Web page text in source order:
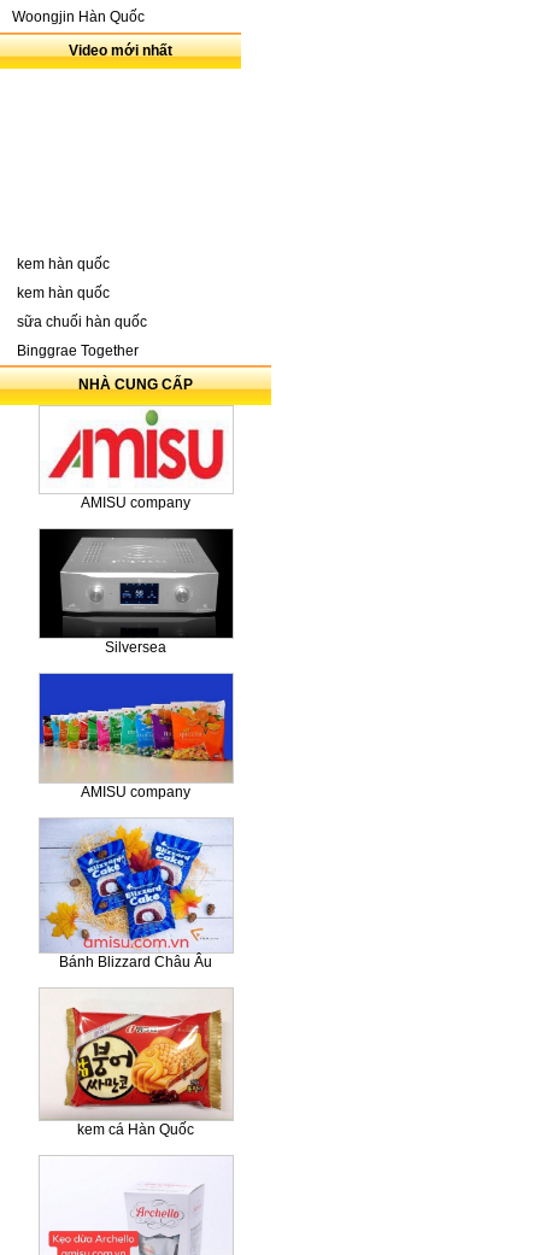
Woongjin Hàn Quốc
Video mới nhất
kem hàn quốc
kem hàn quốc
sữa chuối hàn quốc
Binggrae Together
NHÀ CUNG CẤP
AMISU company
Silversea
AMISU company
Bánh Blizzard Châu Âu
kem cá Hàn Quốc